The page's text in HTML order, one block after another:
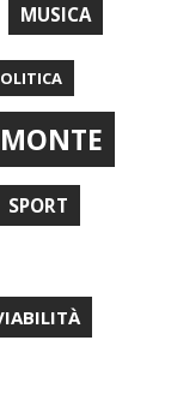
MUSICA
SPORT